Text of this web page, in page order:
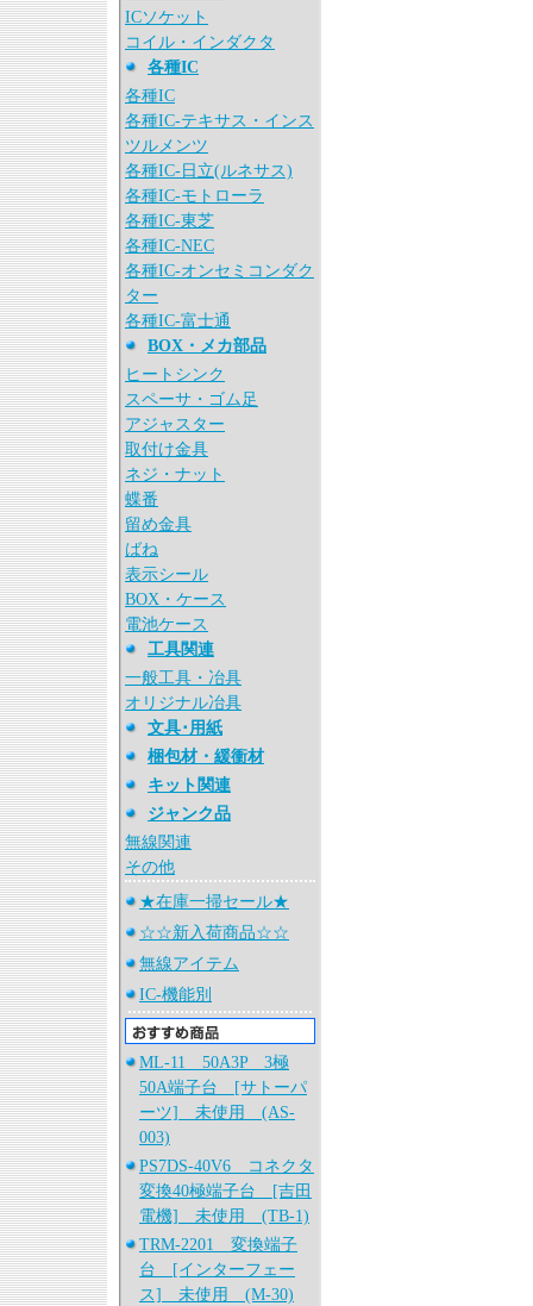
ICソケット
コイル・インダクタ
各種IC
各種IC
各種IC-テキサス・インス
ツルメンツ
各種IC-日立(ルネサス)
各種IC-モトローラ
各種IC-東芝
各種IC-NEC
各種IC-オンセミコンダク
ター
各種IC-富士通
BOX・メカ部品
ヒートシンク
スペーサ・ゴム足
アジャスター
取付け金具
ネジ・ナット
蝶番
留め金具
ばね
表示シール
BOX・ケース
電池ケース
工具関連
一般工具・冶具
オリジナル冶具
文具･用紙
梱包材・緩衝材
キット関連
ジャンク品
無線関連
その他
★在庫一掃セール★
☆☆新入荷商品☆☆
無線アイテム
IC-機能別
ML-11 50A3P 3極
50A端子台 [サトーパ
ーツ] 未使用 (AS-
003)
PS7DS-40V6 コネクタ
変換40極端子台 [吉田
電機] 未使用 (TB-1)
TRM-2201 変換端子
台 [インターフェー
ス] 未使用 (M-30)